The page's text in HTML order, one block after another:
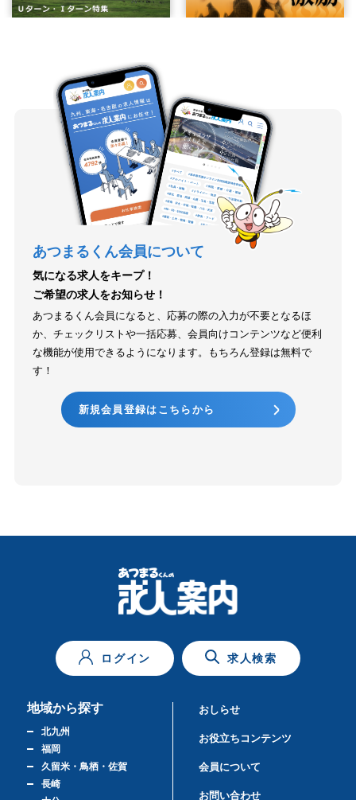
あつまるくん会員について
気になる求人をキープ！
ご希望の求人をお知らせ！
あつまるくん会員になると、応募の際の入力が不要となるほ
か、チェックリストや一括応募、会員向けコンテンツなど便利
な機能が使用できるようになります。もちろん登録は無料で
す！
新規会員登録はこちらから
ログイン 求人検索
地域から探す
北九州
福岡
久留米・鳥栖・佐賀
長崎
おしらせ
お役立ちコンテンツ
会員について
お問い合わせ